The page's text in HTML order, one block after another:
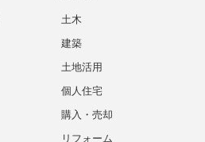
土木
建築
土地活用
個人住宅
購入・売却
リフォーム